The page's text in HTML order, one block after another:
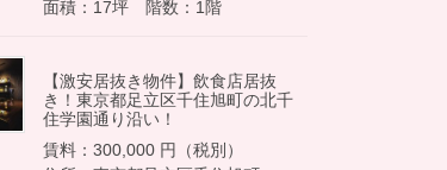
面積：17坪 階数：1階
【激安居抜き物件】飲食店居抜
き！東京都足立区千住旭町の北千
住学園通り沿い！
賃料：300,000 円（税別）